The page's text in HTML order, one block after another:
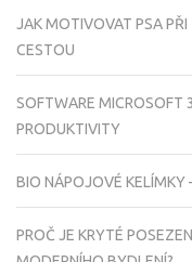
JAK MOTIVOVAT PSA PŘI
CESTOU
SOFTWARE MICROSOFT
PRODUKTIVITY
BIO NÁPOJOVÉ KELÍMKY
PROČ JE KRYTÉ